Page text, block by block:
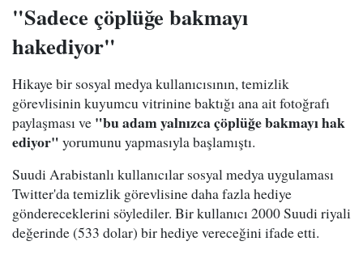
"Sadece çöplüğe bakmayı
hakediyor"
Hikaye bir sosyal medya kullanıcısının, temizlik
görevlisinin kuyumcu vitrinine baktığı ana ait fotoğrafı
paylaşması ve "bu adam yalnızca çöplüğe bakmayı hak
ediyor" yorumunu yapmasıyla başlamıştı.
Suudi Arabistanlı kullanıcılar sosyal medya uygulaması
Twitter'da temizlik görevlisine daha fazla hediye
göndereceklerini söylediler. Bir kullanıcı 2000 Suudi riyali
değerinde (533 dolar) bir hediye vereceğini ifade etti.